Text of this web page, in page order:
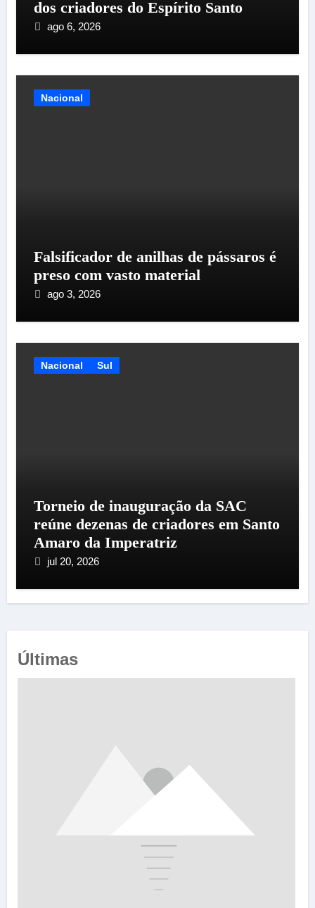
dos criadores do Espírito Santo
ago 6, 2026
Nacional
Falsificador de anilhas de pássaros é
preso com vasto material
ago 3, 2026
Nacional Sul
Torneio de inauguração da SAC
reúne dezenas de criadores em Santo
Amaro da Imperatriz
jul 20, 2026
Últimas